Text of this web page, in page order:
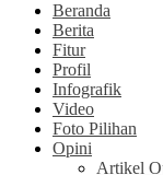
Beranda
Berita
Fitur
Profil
Infografik
Video
Foto Pilihan
Opini
Artikel